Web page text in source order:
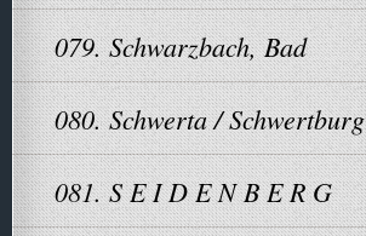
079. Schwarzbach, Bad
080. Schwerta / Schwertburg
081. S E I D E N B E R G